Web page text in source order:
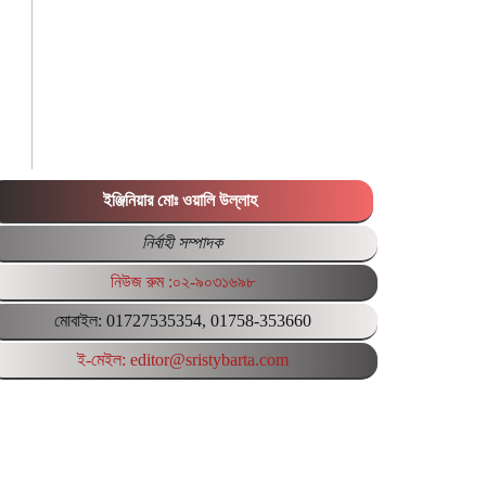
ইঞ্জিনিয়ার মোঃ ওয়ালি উল্লাহ
নির্বাহী সম্পাদক
নিউজ রুম :০২-৯০৩১৬৯৮
মোবাইল: 01727535354, 01758-353660
ই-মেইল: editor@sristybarta.com